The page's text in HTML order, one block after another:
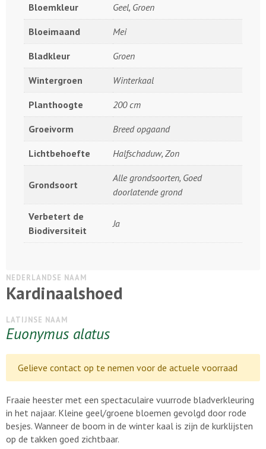
Bloemkleur Geel, Groen
Bloeimaand Mei
Bladkleur Groen
Wintergroen Winterkaal
Planthoogte 200 cm
Groeivorm Breed opgaand
Lichtbehoefte Halfschaduw, Zon
Grondsoort
Alle grondsoorten, Goed
doorlatende grond
Verbetert de
Biodiversiteit
Ja
NEDERLANDSE NAAM
Kardinaalshoed
LATIJNSE NAAM
Euonymus alatus
Gelieve contact op te nemen voor de actuele voorraad
Fraaie heester met een spectaculaire vuurrode bladverkleuring
in het najaar. Kleine geel/groene bloemen gevolgd door rode
besjes. Wanneer de boom in de winter kaal is zijn de kurklijsten
op de takken goed zichtbaar.